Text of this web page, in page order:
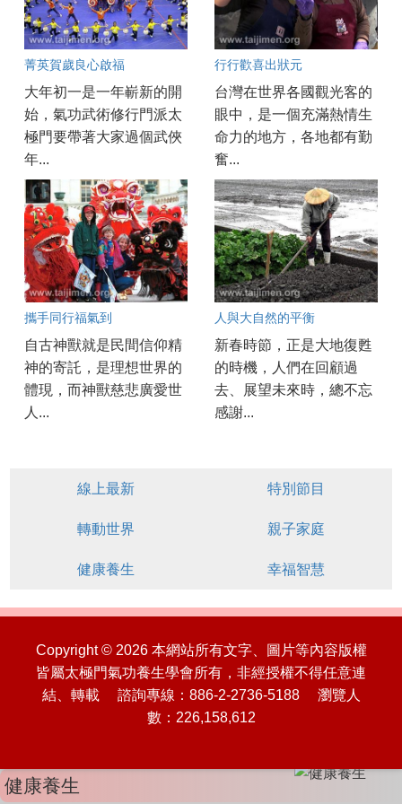
菁英賀歲良心啟福
大年初一是一年嶄新的開
始，氣功武術修行門派太
極門要帶著大家過個武俠
年...
行行歡喜出狀元
台灣在世界各國觀光客的
眼中，是一個充滿熱情生
命力的地方，各地都有勤
奮...
攜手同行福氣到
自古神獸就是民間信仰精
神的寄託，是理想世界的
體現，而神獸慈悲廣愛世
人...
人與大自然的平衡
新春時節，正是大地復甦
的時機，人們在回顧過
去、展望未來時，總不忘
感謝...
線上最新 特別節目
轉動世界 親子家庭
健康養生 幸福智慧
Copyright © 2026 本網站所有文字、圖片等內容版權
皆屬太極門氣功養生學會所有，非經授權不得任意連
結、轉載 諮詢專線：886-2-2736-5188 瀏覽人
數：226,158,612
健康養生